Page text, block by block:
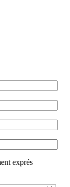
exprés